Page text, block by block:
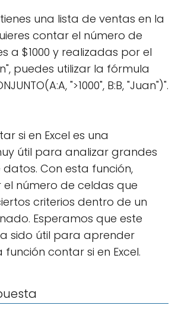
una lista de ventas en la
contar el número de
a $1000 y realizadas por el
puedes utilizar la fórmula
">1000", B:B, "Juan")".
si en Excel es una
útil para analizar grandes
Con esta función,
número de celdas que
criterios dentro de un
Esperamos que este
sido útil para aprender
contar si en Excel.